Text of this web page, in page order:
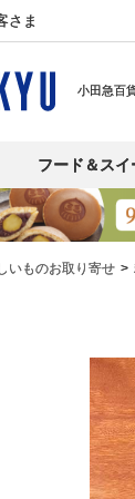
さま
小田急百
フード＆スイ
いものお取り寄せ